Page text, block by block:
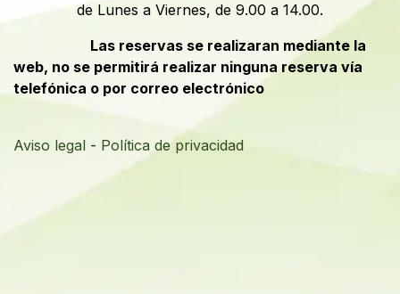
de Lunes a Viernes, de 9.00 a 14.00.
​​Las reservas se realizaran mediante la
web, no se permitirá realizar ninguna reserva vía
telefónica o por correo electrónico
Aviso legal - Política de privacidad